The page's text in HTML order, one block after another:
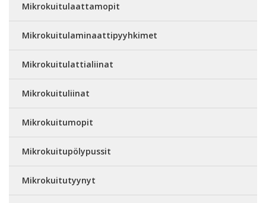
Mikrokuitulaattamopit
Mikrokuitulaminaattipyyhkimet
Mikrokuitulattialiinat
Mikrokuituliinat
Mikrokuitumopit
Mikrokuitupölypussit
Mikrokuitutyynyt